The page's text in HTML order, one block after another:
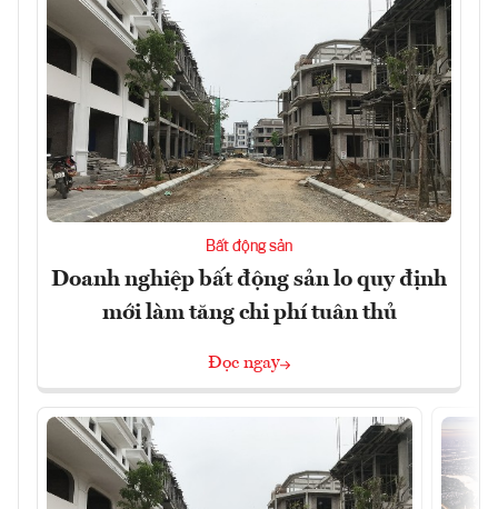
Bất động sản
Doanh nghiệp bất động sản lo quy định
mới làm tăng chi phí tuân thủ
Đọc ngay